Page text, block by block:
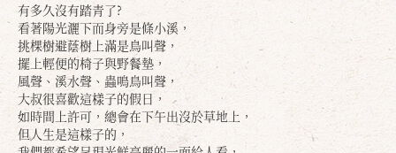
有多久沒有踏青了?
看著陽光灑下而身旁是條小溪，
挑棵樹避蔭樹上滿是鳥叫聲，
擺上輕便的椅子與野餐墊，
風聲、溪水聲、蟲鳴鳥叫聲，
大叔很喜歡這樣子的假日，
如時間上許可，總會在下午出沒於草地上，
但人生是這樣子的，